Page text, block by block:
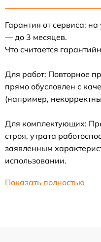
Гарантия от сервиса:
— до 3 месяцев.
Что считается
Для работ: Повторное
прямо обусловлен с
(например,
Для комплектующих:
строя, утрата
заявленным
использовании.
Показать полностью